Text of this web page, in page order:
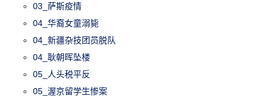
03_萨斯疫情
04_华裔女童溺毙
04_新疆杂技团员脱队
04_耿朝晖坠楼
05_人头税平反
05_渥京留学生惨案